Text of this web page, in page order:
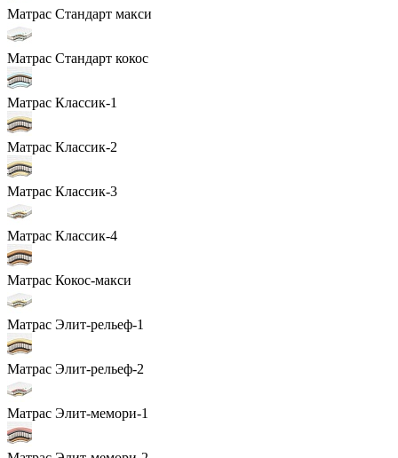
Матрас Стандарт макси
Матрас Стандарт кокос
Матрас Классик-1
Матрас Классик-2
Матрас Классик-3
Матрас Классик-4
Матрас Кокос-макси
Матрас Элит-рельеф-1
Матрас Элит-рельеф-2
Матрас Элит-мемори-1